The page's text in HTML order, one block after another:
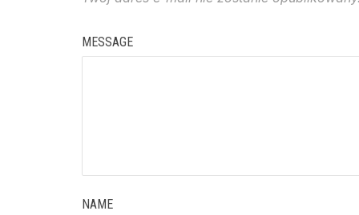
MESSAGE
NAME